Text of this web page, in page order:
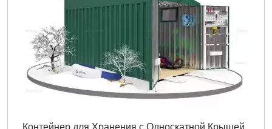
Контейнер для Хранения с Односкатной Крышей